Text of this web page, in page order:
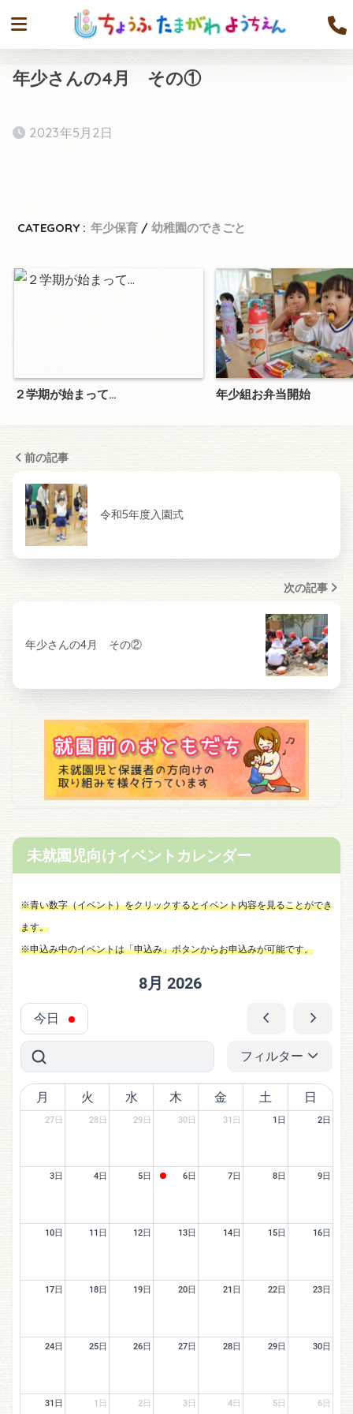
年少さんの4月 その①
2023年5月2日
CATEGORY : 年少保育 幼稚園のできごと
２学期が始まって… 年少組お弁当開始
前の記事
令和5年度入園式
次の記事
年少さんの4月 その②
未就園児向けイベントカレンダー
※青い数字（イベント）をクリックするとイベント内容を見ることができ
ます。
※申込み中のイベントは「申込み」ボタンからお申込みが可能です。
今日
8月 2026
フィルター
月 火 水 木 金 土 日
27日 28日 29日 30日 31日 1日 2日
3日 4日 5日 6日 7日 8日 9日
10日 11日 12日 13日 14日 15日 16日
17日 18日 19日 20日 21日 22日 23日
24日 25日 26日 27日 28日 29日 30日
31日 1日 2日 3日 4日 5日 6日